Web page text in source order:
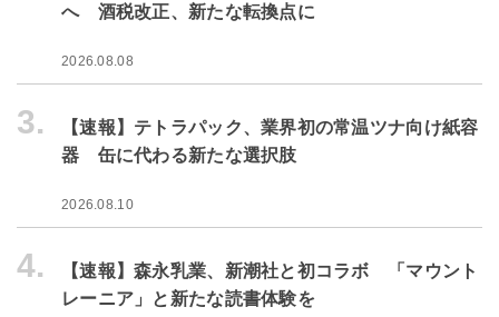
へ 酒税改正、新たな転換点に
2026.08.08
3.
【速報】テトラパック、業界初の常温ツナ向け紙容
器 缶に代わる新たな選択肢
2026.08.10
4.
【速報】森永乳業、新潮社と初コラボ 「マウント
レーニア」と新たな読書体験を